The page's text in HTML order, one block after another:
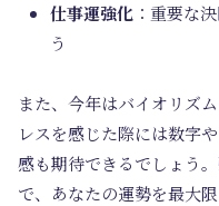
仕事運強化 ：重要な
う
また、今年はバイオリズ
レスを感じた際には数字
感も期待できるでしょう
で、あなたの運勢を最大